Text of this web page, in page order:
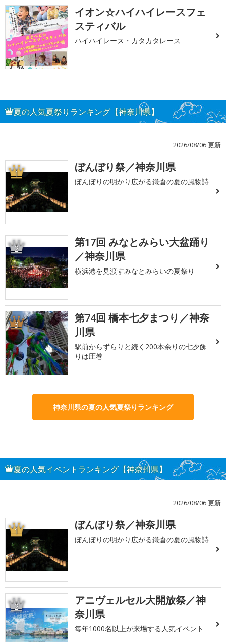
イオン☆ハイハイレースフェ
スティバル
ハイハイレース・カタカタレース
夏の人気夏祭りランキング【神奈川県】
2026/08/06 更新
1 ぼんぼり祭／神奈川県
ぼんぼりの明かり広がる鎌倉の夏の風物詩
2
第17回 みなとみらい大盆踊り
／神奈川県
横浜港を見渡すみなとみらいの夏祭り
3
第74回 橋本七夕まつり／神奈
川県
駅前からずらりと続く200本余りの七夕飾
りは圧巻
神奈川県の夏の人気夏祭りランキング
夏の人気イベントランキング【神奈川県】
2026/08/06 更新
1 ぼんぼり祭／神奈川県
ぼんぼりの明かり広がる鎌倉の夏の風物詩
2
アニヴェルセル大開放祭／神
奈川県
毎年1000名以上が来場する人気イベント